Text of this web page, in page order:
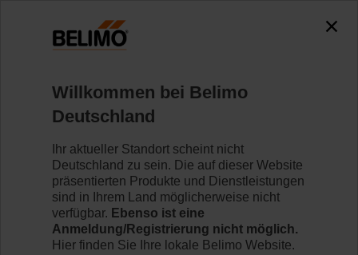
LR24A-SR
Mehr erfahren
Zurück zur Produktkategorie
Willkommen bei Belimo
Deutschland
Ihr aktueller Standort scheint nicht
Deutschland zu sein. Die auf dieser Website
präsentierten Produkte und Dienstleistungen
sind in Ihrem Land möglicherweise nicht
verfügbar. Ebenso ist eine
Anmeldung/Registrierung nicht möglich.
Hier finden Sie Ihre lokale Belimo Website.